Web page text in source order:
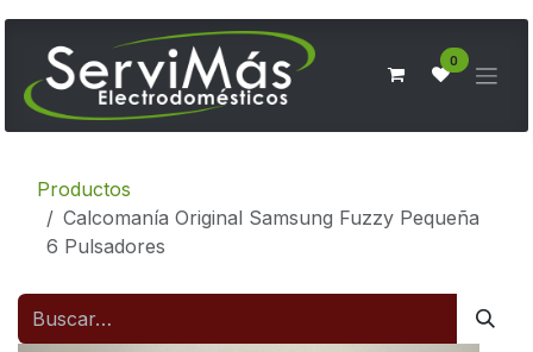
Ir al contenido
0
Productos
Calcomanía Original Samsung Fuzzy Pequeña
6 Pulsadores